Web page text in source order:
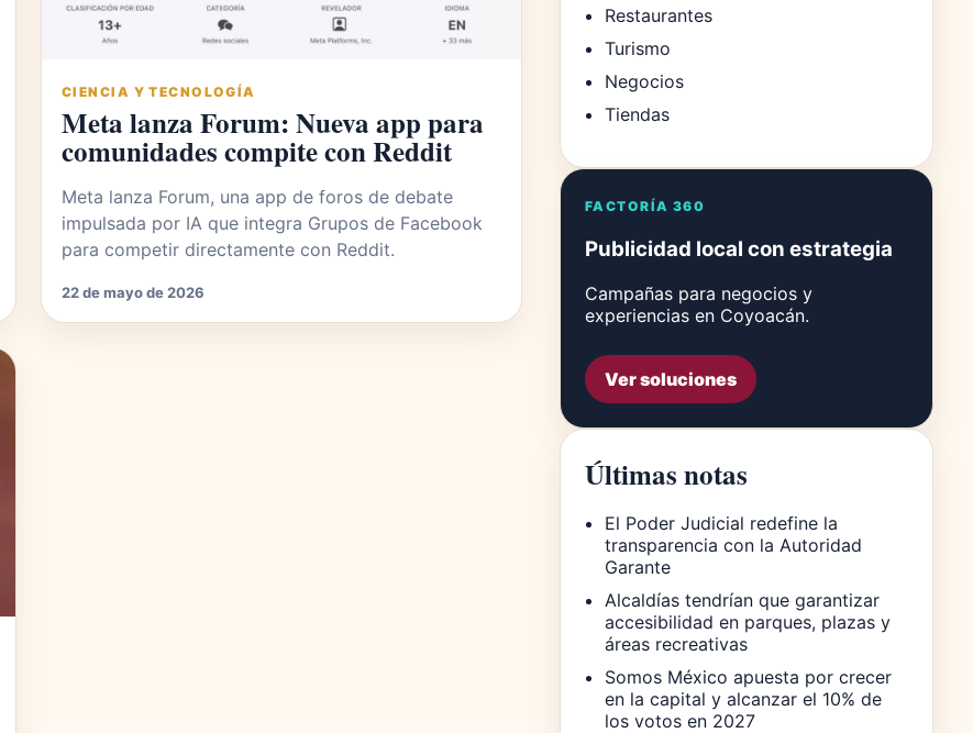
CIENCIA Y TECNOLOGÍA
Meta lanza Forum: Nueva app para
comunidades compite con Reddit
Meta lanza Forum, una app de foros de debate
impulsada por IA que integra Grupos de Facebook
para competir directamente con Reddit.
22 de mayo de 2026
Restaurantes
Turismo
Negocios
Tiendas
FACTORÍA 360
Publicidad local con estrategia
Campañas para negocios y
experiencias en Coyoacán.
Ver soluciones
Últimas notas
El Poder Judicial redefine la
transparencia con la Autoridad
Garante
Alcaldías tendrían que garantizar
accesibilidad en parques, plazas y
áreas recreativas
Somos México apuesta por crecer
en la capital y alcanzar el 10% de
los votos en 2027